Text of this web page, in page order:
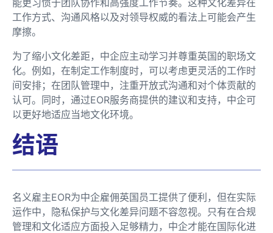
工作方式、沟通风格以及对领导权威的看法上可能会产生
摩擦。
为了缩小文化差距，中企应主动学习并尊重英国的职场文
化。例如，在制定工作制度时，可以考虑更灵活的工作时
间安排；在团队管理中，注重开放式沟通和对个体贡献的
认可。同时，通过EOR服务商提供的建议和支持，中企可
以更好地适应当地文化环境。
结语
名义雇主EOR为中企雇佣英国员工提供了便利，但在实际
运作中，隐私保护与文化差异问题不容忽视。只有在合规
管理和文化适应方面投入足够精力，中企才能在国际化进